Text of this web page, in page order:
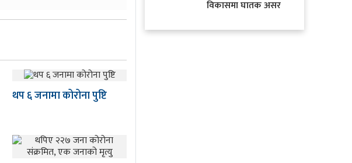
थप ६ जनामा कोरोना पुष्टि
विकासमा घातक असर